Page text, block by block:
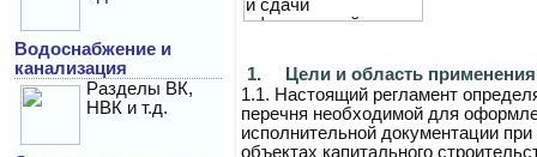
Водоснабжение и
канализация
Разделы ВК,
НВК и т.д.
1. Цели и область
1.1. Настоящий регламент
перечня необходимой для
исполнительной документации
объектах капитального